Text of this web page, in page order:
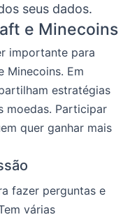
seus dados.
e Minecoins
importante para
Minecoins. Em
estratégias
moedas. Participar
quer ganhar mais
fazer perguntas e
várias